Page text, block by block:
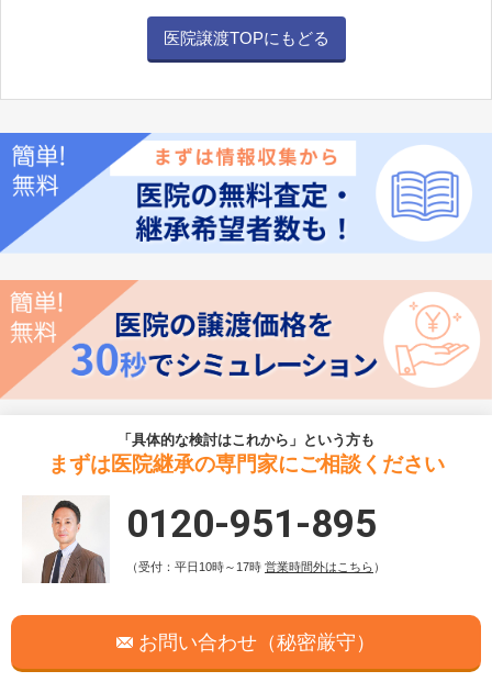
医院譲渡TOPにもどる
「具体的な検討はこれから」という方も
まずは医院継承の専門家にご相談ください
0120-951-895
（受付：平日10時～17時 営業時間外はこちら ）
お問い合わせ（秘密厳守）